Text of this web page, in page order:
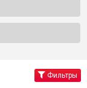
Фильтры